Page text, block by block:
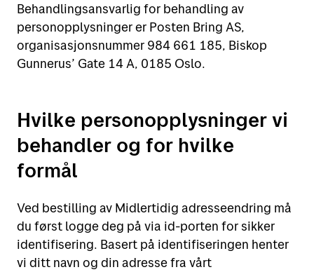
Posten Signering
Se alle verktøy
Behandlingsansvarlig for behandling av
personopplysninger er Posten Bring AS,
organisasjonsnummer 984 661 185, Biskop
Gunnerus’ Gate 14 A, 0185 Oslo.
Hvilke personopplysninger vi
behandler og for hvilke
formål
Ved bestilling av Midlertidig adresseendring må
du først logge deg på via id-porten for sikker
identifisering. Basert på identifiseringen henter
vi ditt navn og din adresse fra vårt